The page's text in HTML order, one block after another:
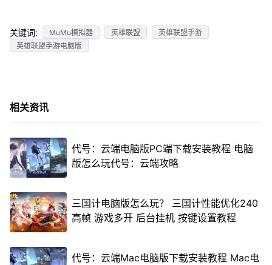
关键词: MuMu模拟器 英雄联盟
英雄联盟手游
英雄联盟手游电脑版
相关资讯
代号：云端电脑版PC端下载安装教程 电脑
版怎么玩代号：云端攻略
三国计电脑版怎么玩？ 三国计性能优化240
高帧 游戏多开 后台挂机 按键设置教程
代号：云端Mac电脑版下载安装教程 Mac电